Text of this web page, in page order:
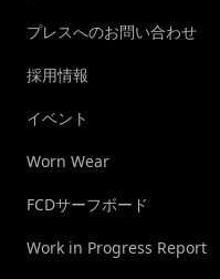
プレスへのお問い合わせ
採用情報
イベント
Worn Wear
FCDサーフボード
Work in Progress Report